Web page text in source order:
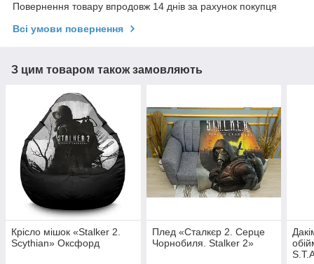
Повернення товару впродовж 14 днів за рахунок покупця
Всі умови повернення
З цим товаром також замовляють
Крісло мішок «Stalker 2.
Scythian» Оксфорд
Плед «Сталкєр 2. Серце
Чорнобиля. Stalker 2»